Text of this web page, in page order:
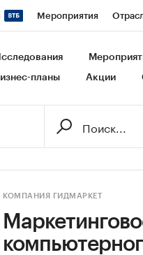
Мероприятия
Франшизы Газета
планы Акции
КОМПАНИЯ ГИДМАРКЕТ